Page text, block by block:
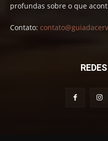
profundas sobre o que
Contato: